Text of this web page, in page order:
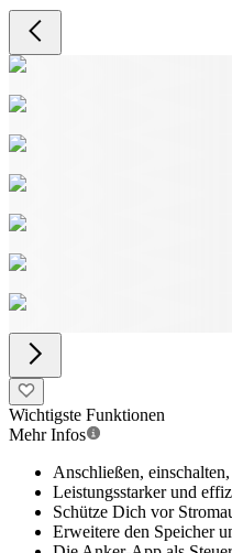
Wichtigste Funktionen
Mehr Infos
Anschließen,
Leistungsstarker und
Schütze Dich vor
Erweitere den Speicher